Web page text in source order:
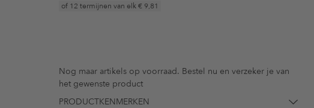
of 12 termijnen van elk€ 9,81
Nog maar artikels op voorraad. Bestel nu en verzeker je van
het gewenste product
PRODUCTKENMERKEN